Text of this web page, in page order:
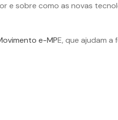
e sobre como as novas
e-MPE, que ajudam